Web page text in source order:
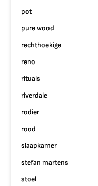
pot
pure wood
rechthoekige
reno
rituals
riverdale
rodier
rood
slaapkamer
stefan martens
stoel